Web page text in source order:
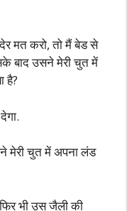
मत करो, तो मैं बेड से
बाद उसने मेरी चुत में
है?
मेरी चुत में अपना लंड
भी उस जैली की